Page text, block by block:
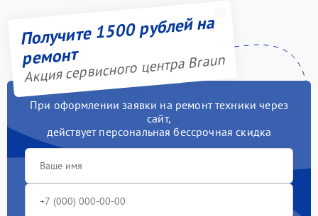
Получите 1500 рублей на
ремонт
Акция сервисного центра Braun
При оформлении заявки на ремонт техники через
сайт,
действует персональная бессрочная скидка